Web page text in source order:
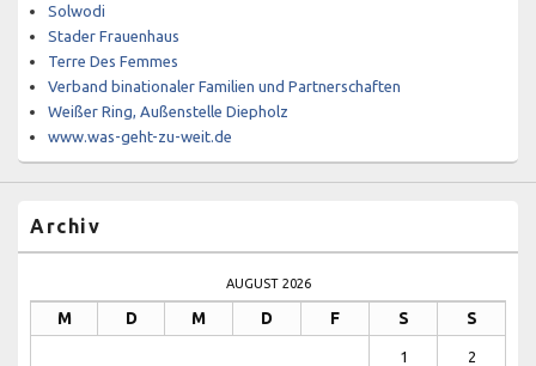
Solwodi
Stader Frauenhaus
Terre Des Femmes
Verband binationaler Familien und Partnerschaften
Weißer Ring, Außenstelle Diepholz
www.was-geht-zu-weit.de
Archiv
AUGUST 2026
M D M D F S S
1 2